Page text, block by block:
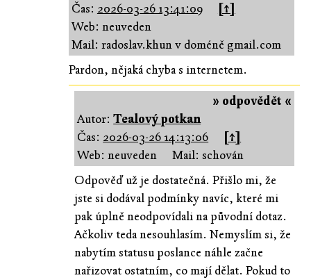
Čas: 2026-03-26 13:41:09
[↑]
Web: neuveden
Mail: radoslav.khun v doméně gmail.com
Pardon, nějaká chyba s internetem.
» odpovědět «
Autor:Tealový potkan
Čas: 2026-03-26 14:13:06
[↑]
Web: neuveden
Mail: schován
Odpověď už je dostatečná. Přišlo mi, že
jste si dodával podmínky navíc, které mi
pak úplně neodpovídali na původní dotaz.
Ačkoliv teda nesouhlasím. Nemyslím si, že
nabytím statusu poslance náhle začne
nařizovat ostatním, co mají dělat. Pokud to